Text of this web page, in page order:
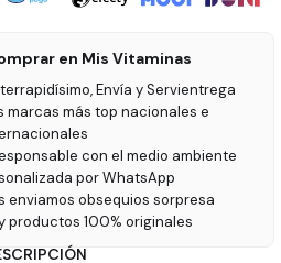
en Mis Vitaminas
Envía y Servientrega
marcas más top nacionales e
con el medio ambiente
por WhatsApp
enviamos obsequios sorpresa
productos 100% originales